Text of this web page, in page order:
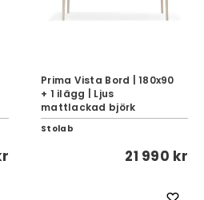
Prima Vista Bord | 180x90
+ 1 ilägg | Ljus
mattlackad björk
Stolab
21 990 kr